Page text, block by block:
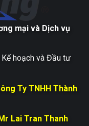
mại và Dịch vụ
hoạch và Đầu tư
Ty TNHH Thành
Lai Tran Thanh